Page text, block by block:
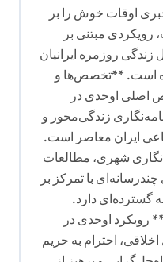
اوقات خوش را بر
رویکردی مبتنی بر
روزمره ایرانیان
است. **تخصص‌ها و
اصلی اوحدی در
زندگی‌محور و
ایران معاصر است.
شهری، مطالعات
با تمرکز بر
گسترده‌ای دارد.
اوحدی در
احترام به حریم